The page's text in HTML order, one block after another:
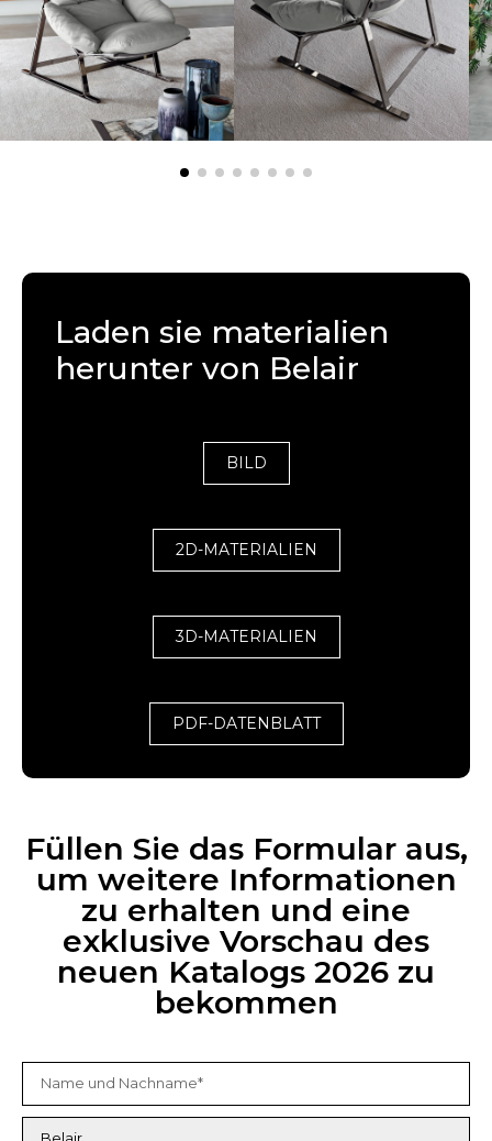
Laden sie materialien
herunter von Belair
BILD
2D-MATERIALIEN
3D-MATERIALIEN
PDF-DATENBLATT
Füllen Sie das Formular aus,
um weitere Informationen
zu erhalten und eine
exklusive Vorschau des
neuen Katalogs 2026 zu
bekommen